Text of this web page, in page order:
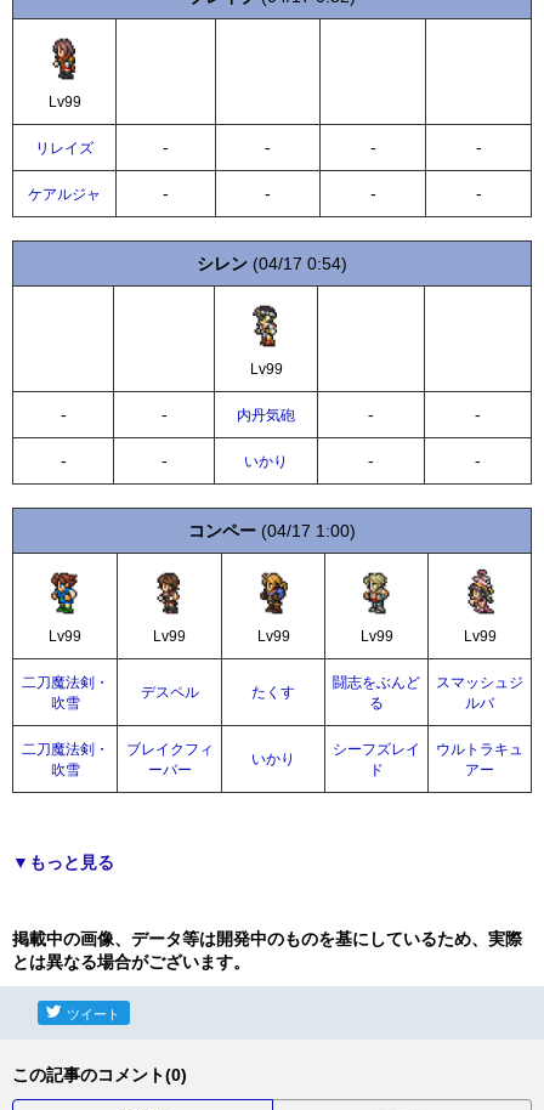
Lv99
リレイズ - - - -
ケアルジャ - - - -
シレン (04/17 0:54)
Lv99
- - 内丹気砲 - -
- - いかり - -
コンペー (04/17 1:00)
Lv99 Lv99 Lv99 Lv99 Lv99
二刀魔法剣・
吹雪
デスペル たくす
闘志をぶんど
る
スマッシュジ
ルバ
二刀魔法剣・
吹雪
ブレイクフィ
ーバー
いかり
シーフズレイ
ド
ウルトラキュ
アー
▼もっと見る
掲載中の画像、データ等は開発中のものを基にしているため、実際
とは異なる場合がございます。
ツイート
この記事のコメント(0)